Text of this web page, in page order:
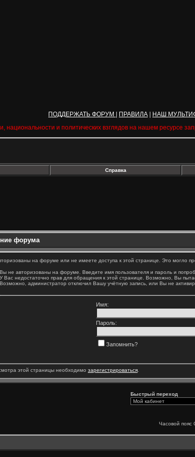
ПОДДЕРЖАТЬ ФОРУМ ПРАВИЛА
НАШ
национальности и политических взглядов на нашем ресурсе
Справка
форума
на форуме или не имеете доступа к этой странице. Это могло
Вы не авторизованы на форуме. Введите имя пользователя и пароль и
У Вас недостаточно прав для обращения к этой странице. Возможно, Вы
Возможно, администратор отключил Вашу учётную запись, или Вы не
Имя:
Пароль:
Запомнить?
этой страницы необходимо зарегистрироваться
Быстрый переход
Часовой пояс